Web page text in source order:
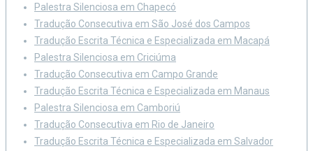
Palestra Silenciosa em Chapecó
Tradução Consecutiva em São José dos Campos
Tradução Escrita Técnica e Especializada em Macapá
Palestra Silenciosa em Criciúma
Tradução Consecutiva em Campo Grande
Tradução Escrita Técnica e Especializada em Manaus
Palestra Silenciosa em Camboriú
Tradução Consecutiva em Rio de Janeiro
Tradução Escrita Técnica e Especializada em Salvador